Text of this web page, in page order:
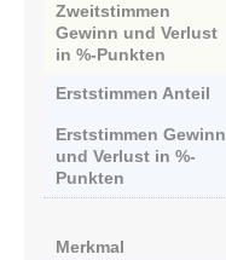
Zweitstimmen
Gewinn und Verlust
in %-Punkten
Erststimmen Anteil
Erststimmen Gewinn
und Verlust in %-
Punkten
Merkmal